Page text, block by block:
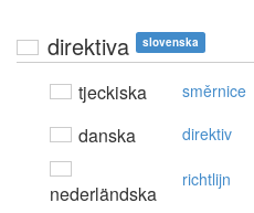
direktiva slovenska
tjeckiska směrnice
danska direktiv
nederländska
richtlijn